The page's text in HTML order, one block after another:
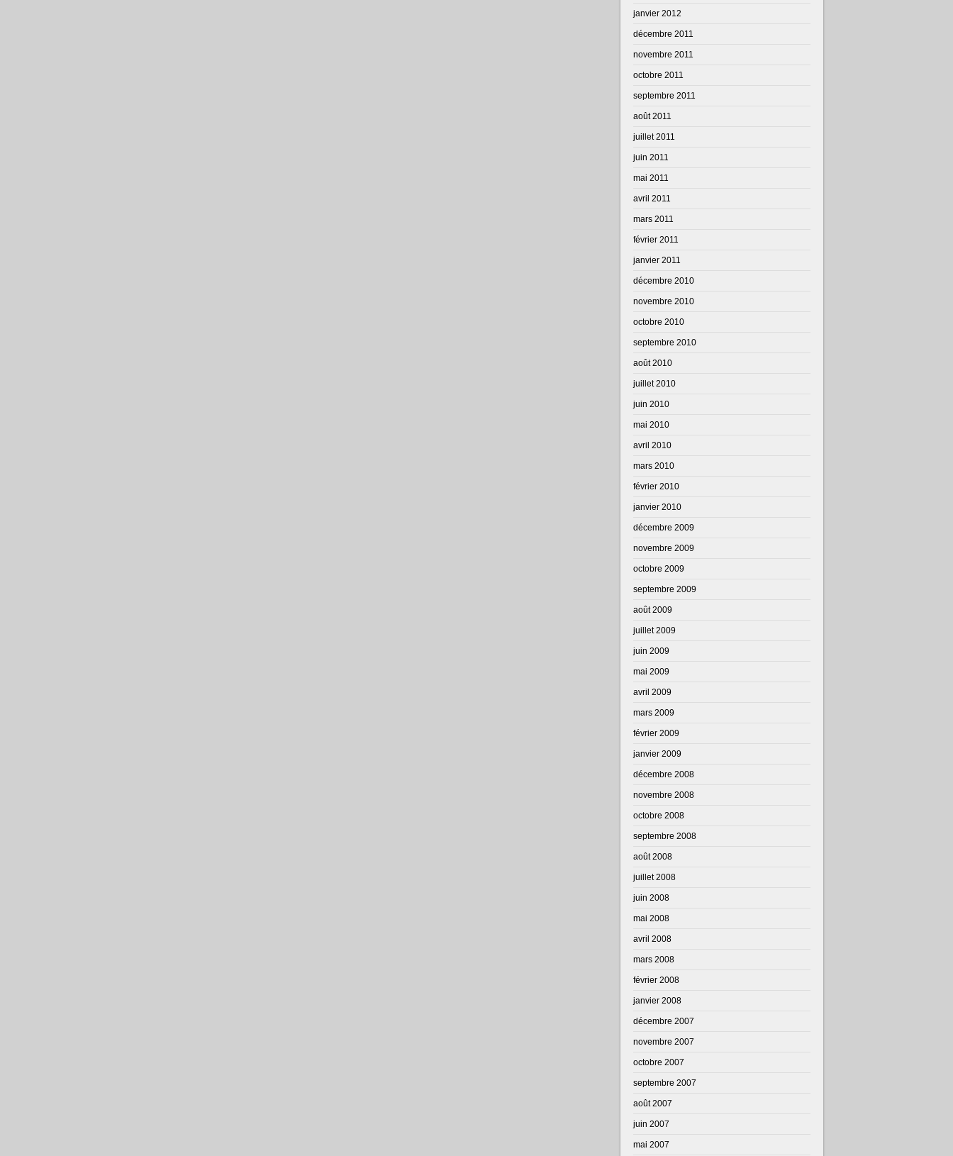
janvier 2012
décembre 2011
novembre 2011
octobre 2011
septembre 2011
août 2011
juillet 2011
juin 2011
mai 2011
avril 2011
mars 2011
février 2011
janvier 2011
décembre 2010
novembre 2010
octobre 2010
septembre 2010
août 2010
juillet 2010
juin 2010
mai 2010
avril 2010
mars 2010
février 2010
janvier 2010
décembre 2009
novembre 2009
octobre 2009
septembre 2009
août 2009
juillet 2009
juin 2009
mai 2009
avril 2009
mars 2009
février 2009
janvier 2009
décembre 2008
novembre 2008
octobre 2008
septembre 2008
août 2008
juillet 2008
juin 2008
mai 2008
avril 2008
mars 2008
février 2008
janvier 2008
décembre 2007
novembre 2007
octobre 2007
septembre 2007
août 2007
juin 2007
mai 2007